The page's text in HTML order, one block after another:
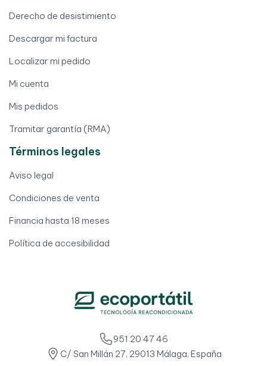
Derecho de desistimiento
Descargar mi factura
Localizar mi pedido
Mi cuenta
Mis pedidos
Tramitar garantía (RMA)
Términos legales
Aviso legal
Condiciones de venta
Financia hasta 18 meses
Política de accesibilidad
951 20 47 46
C/ San Millán 27, 29013 Málaga, España